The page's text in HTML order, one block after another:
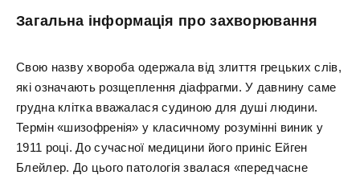
Загальна інформація про захворювання
Свою назву хвороба одержала від злиття грецьких слів,
які означають розщеплення діафрагми. У давнину саме
грудна клітка вважалася судиною для душі людини.
Термін «шизофренія» у класичному розумінні виник у
1911 році. До сучасної медицини його приніс Ейген
Блейлер. До цього патологія звалася «передчасне